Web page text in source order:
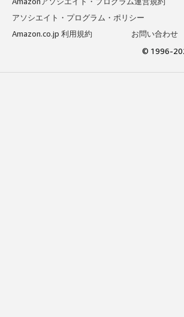
アソシエイト・プログラム・ポリシー
Amazon.co.jp 利用規約
お問い合わせ
© 1996-